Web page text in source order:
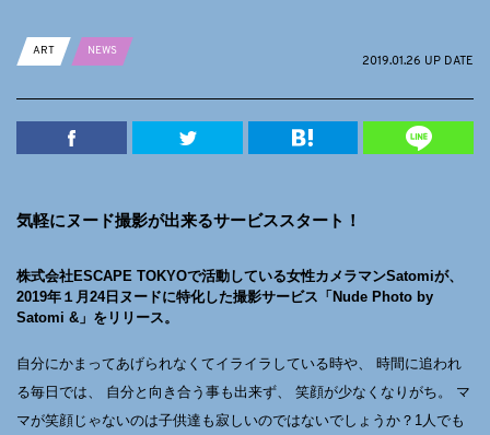
ART
NEWS
2019.01.26 UP DATE
気軽にヌード撮影が出来るサービススタート！
株式会社ESCAPE TOKYOで活動している女性カメラマンSatomiが、
2019年１月24日ヌードに特化した撮影サービス「Nude Photo by
Satomi &」をリリース。
自分にかまってあげられなくてイライラしている時や、 時間に追われ
る毎日では、 自分と向き合う事も出来ず、 笑顔が少なくなりがち。 マ
マが笑顔じゃないのは子供達も寂しいのではないでしょうか？1人でも